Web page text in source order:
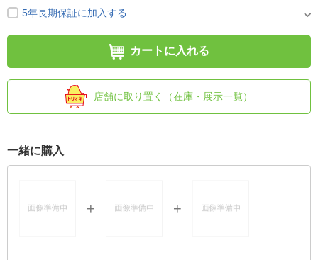
5年長期保証に加入する
カートに入れる
店舗に取り置く（在庫・展示一覧）
一緒に購入